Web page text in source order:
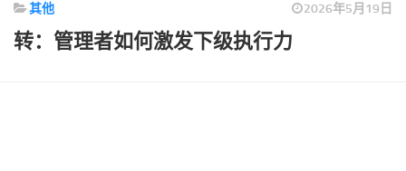
其他 2026年5月19日
转：管理者如何激发下级执行力